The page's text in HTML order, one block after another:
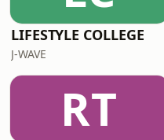
LIFESTYLE COLLEGE
J-WAVE
RT